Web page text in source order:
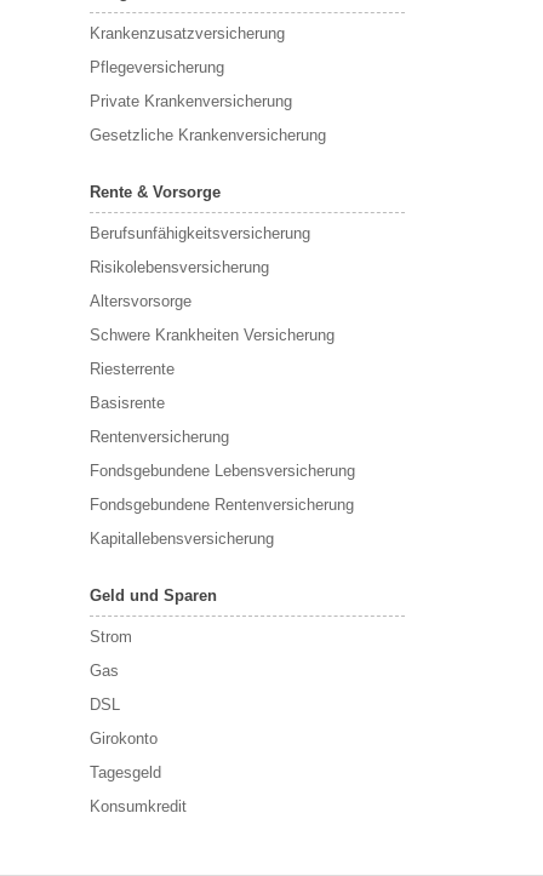
Krankenzusatzversicherung
Pflegeversicherung
Private Krankenversicherung
Gesetzliche Krankenversicherung
Rente & Vorsorge
Berufs­unfähigkeitsversicherung
Risikolebensversicherung
Altersvorsorge
Schwere Krankheiten Versicherung
Riesterrente
Basisrente
Rentenversicherung
Fondsgebundene Lebensversicherung
Fondsgebundene Rentenversicherung
Kapitallebensversicherung
Geld und Sparen
Strom
Gas
DSL
Girokonto
Tagesgeld
Konsumkredit